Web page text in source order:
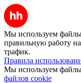
Мы используем файлы
правильную работу
трафик.
Правила
Мы используем
файлов cookie